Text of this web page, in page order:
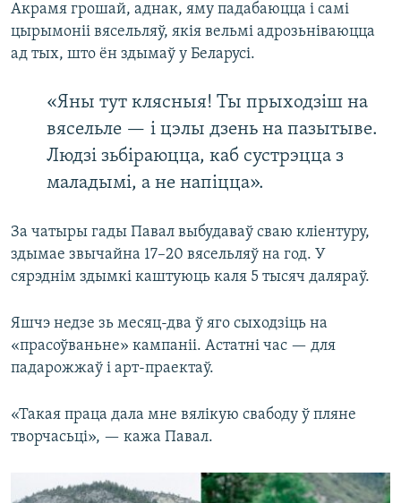
Акрамя грошай, аднак, яму падабаюцца і самі
цырымоніі вясельляў, якія вельмі адрозьніваюцца
ад тых, што ён здымаў у Беларусі.
«Яны тут клясныя! Ты прыходзіш на
вясельле — і цэлы дзень на пазытыве.
Людзі зьбіраюцца, каб сустрэцца з
маладымі, а не напіцца».
За чатыры гады Павал выбудаваў сваю кліентуру,
здымае звычайна 17–20 вясельляў на год. У
сярэднім здымкі каштуюць каля 5 тысяч даляраў.
Яшчэ недзе зь месяц-два ў яго сыходзіць на
«прасоўваньне» кампаніі. Астатні час — для
падарожжаў і арт-праектаў.
«Такая праца дала мне вялікую свабоду ў пляне
творчасьці», — кажа Павал.